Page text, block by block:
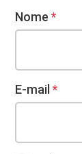
Nome *
E-mail *